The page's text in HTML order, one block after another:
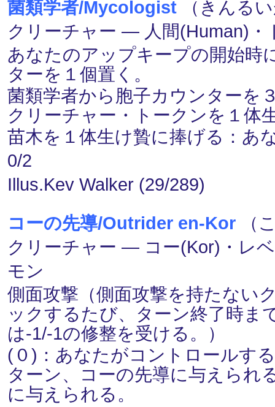
菌類学者/Mycologist （きんる
クリーチャー ― 人間(Human)
あなたのアップキープの開始時
ターを１個置く。
菌類学者から胞子カウンターを
クリーチャー・トークンを１体
苗木を１体生け贄に捧げる：あ
0/2
Illus.Kev Walker (29/289)
コーの先導/Outrider en-Kor （
クリーチャー ― コー(Kor)・レ
モン
側面攻撃（側面攻撃を持たない
ックするたび、ターン終了時ま
は-1/-1の修整を受ける。）
(０)：あなたがコントロールす
ターン、コーの先導に与えられ
に与えられる。